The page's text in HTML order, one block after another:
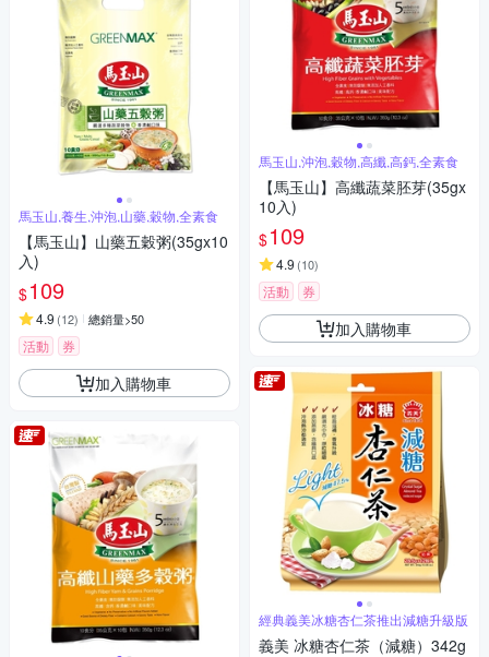
馬玉山,養生,沖泡,山藥,穀物,全素食
【馬玉山】山藥五穀粥(35gx10
入)
$109
4.9 (12) 總銷量>50
活動 券
加入購物車
馬玉山,沖泡,穀物,高纖,高鈣,全素食
【馬玉山】高纖蔬菜胚芽(35gx
10入)
$109
4.9 (10)
活動 券
加入購物車
經典義美冰糖杏仁茶推出減糖升級版
義美 冰糖杏仁茶（減糖）342g